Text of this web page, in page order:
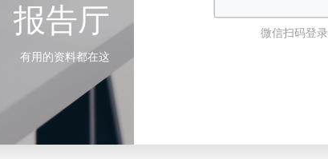
报告厅
有用的资料都在这
微信扫码登录